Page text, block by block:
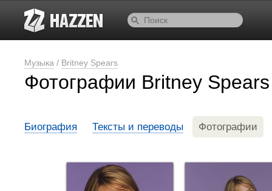
Музыка / Britney Spears
Фотографии Britney Spears
Биография Тексты и переводы Фотографии